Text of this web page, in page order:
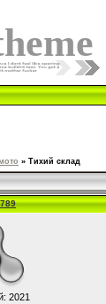
» Тихий склад
2021